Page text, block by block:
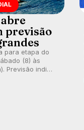
previsão
para etapa do
(8) às
Previsão indica